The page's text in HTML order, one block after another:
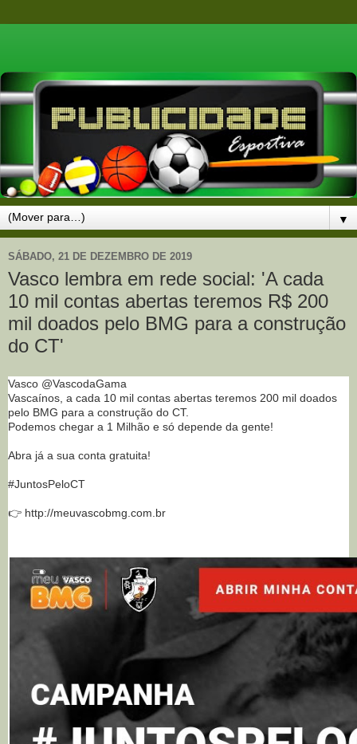
▼
SÁBADO, 21 DE DEZEMBRO DE 2019
Vasco lembra em rede social: 'A cada
10 mil contas abertas teremos R$ 200
mil doados pelo BMG para a construção
do CT'
Vasco @VascodaGama
Vascaínos, a cada 10 mil contas abertas teremos 200 mil doados
pelo BMG para a construção do CT.
Podemos chegar a 1 Milhão e só depende da gente!
Abra já a sua conta gratuita!
#JuntosPeloCT
👉 http://meuvascobmg.com.br